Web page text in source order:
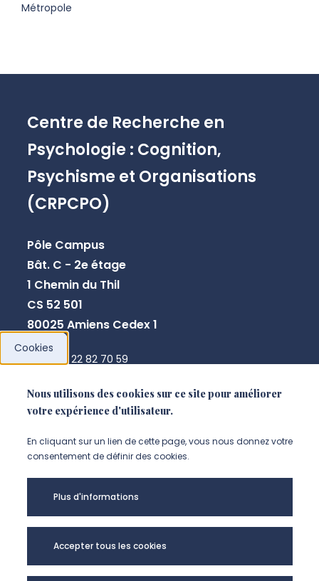
Métropole
Centre de Recherche en
Psychologie : Cognition,
Psychisme et Organisations
(CRPCPO)
Pôle Campus
Bât. C - 2e étage
1 Chemin du Thil
CS 52 501
80025 Amiens Cedex 1
+33 3 22 82 70 59
NOUS CONTACTER
Cookies
Nous utilisons des cookies sur ce site pour améliorer
votre expérience d'utilisateur.
En cliquant sur un lien de cette page, vous nous donnez votre
consentement de définir des cookies.
Plus d'informations
Accepter tous les cookies